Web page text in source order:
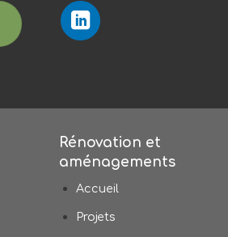
Rénovation et
aménagements
Accueil
Projets